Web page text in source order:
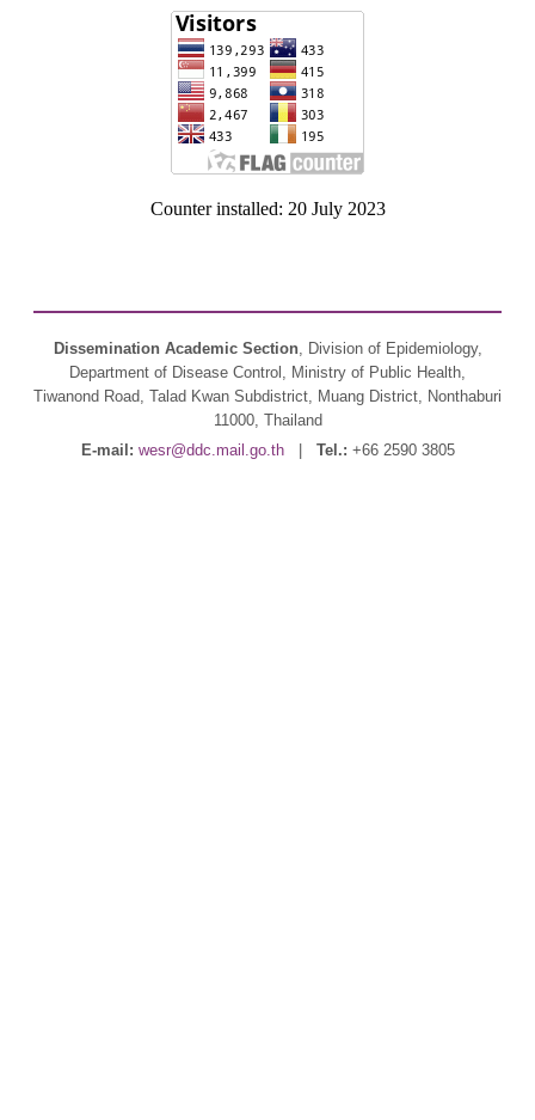
Counter installed: 20 July 2023
Dissemination Academic Section, Division of Epidemiology,
Department of Disease Control, Ministry of Public Health,
Tiwanond Road, Talad Kwan Subdistrict, Muang District, Nonthaburi
11000, Thailand
E-mail: wesr@ddc.mail.go.th| Tel.: +66 2590 3805